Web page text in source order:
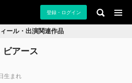
登録・ログイン
ール・出演関連作品
ビアース
生まれ